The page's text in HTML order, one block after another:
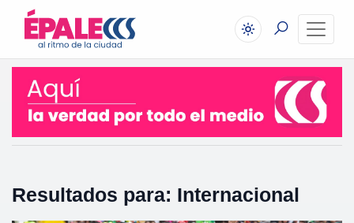
Resultados para: Internacional